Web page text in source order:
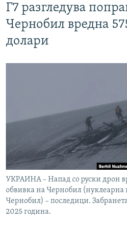
Г7 разгледува
Чернобил вредна
долари
УКРАИНА – Напад со руски дрон
обвивка на Чернобил (нуклеарна
Чернобил) – последици.
2025 година.